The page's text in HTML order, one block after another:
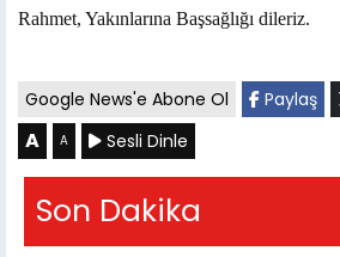
Rahmet, Yakınlarına Başsağlığı dileriz.
Google News'e Abone Ol Paylaş
A A Sesli Dinle
Son Dakika